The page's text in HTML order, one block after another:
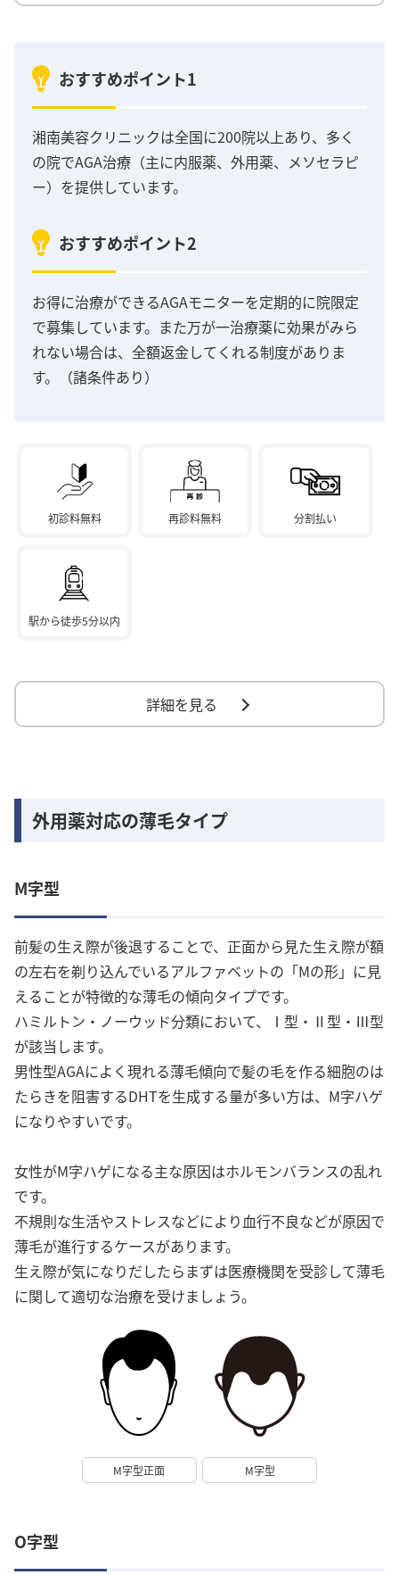
おすすめポイント1
湘南美容クリニックは全国に200院以上あり、多く
の院でAGA治療（主に内服薬、外用薬、メソセラピ
ー）を提供しています。
おすすめポイント2
お得に治療ができるAGAモニターを定期的に院限定
で募集しています。また万が一治療薬に効果がみら
れない場合は、全額返金してくれる制度がありま
す。（諸条件あり）
初診料無料 再診料無料 分割払い
駅から徒歩5分以内
詳細を見る
外用薬対応の薄毛タイプ
M字型
前髪の生え際が後退することで、正面から見た生え際が額
の左右を剃り込んでいるアルファベットの「Mの形」に見
えることが特徴的な薄毛の傾向タイプです。
ハミルトン・ノーウッド分類において、Ⅰ型・Ⅱ型・Ⅲ型
が該当します。
男性型AGAによく現れる薄毛傾向で髪の毛を作る細胞のは
たらきを阻害するDHTを生成する量が多い方は、M字ハゲ
になりやすいです。
女性がM字ハゲになる主な原因はホルモンバランスの乱れ
です。
不規則な生活やストレスなどにより血行不良などが原因で
薄毛が進行するケースがあります。
生え際が気になりだしたらまずは医療機関を受診して薄毛
に関して適切な治療を受けましょう。
M字型正面 M字型
O字型